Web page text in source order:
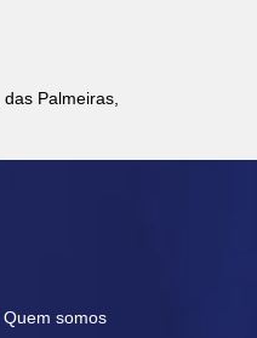
Palmeiras,
Quem somos